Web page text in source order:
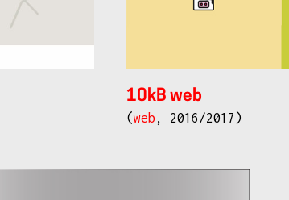
10kB web
(web , 2016/2017)